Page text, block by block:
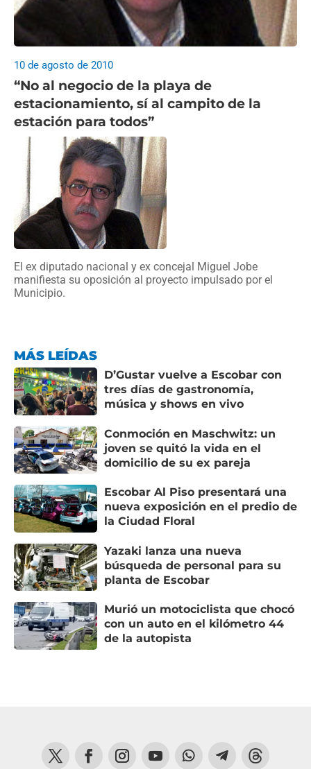
“No al negocio de la playa de
estacionamiento, sí al campito de la
estación para todos”
10 de agosto de 2010
El ex diputado nacional y ex concejal Miguel Jobe
manifiesta su oposición al proyecto impulsado por el
Municipio.
MÁS LEÍDAS
D’Gustar vuelve a Escobar con
tres días de gastronomía,
música y shows en vivo
Conmoción en Maschwitz: un
joven se quitó la vida en el
domicilio de su ex pareja
Escobar Al Piso presentará una
nueva exposición en el predio de
la Ciudad Floral
Yazaki lanza una nueva
búsqueda de personal para su
planta de Escobar
Murió un motociclista que chocó
con un auto en el kilómetro 44
de la autopista